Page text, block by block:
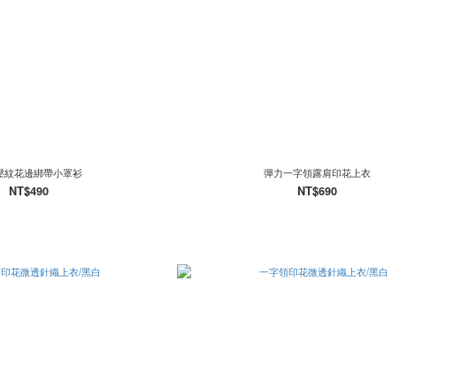
紋花邊綁帶小罩衫
NT$490
彈力一字領露肩印花上衣
NT$690